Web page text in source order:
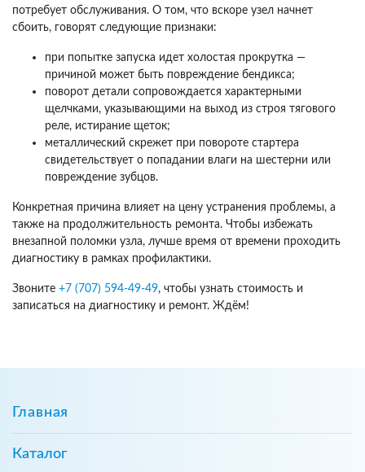
потребует обслуживания. О том, что вскоре узел начнет
сбоить, говорят следующие признаки:
при попытке запуска идет холостая прокрутка —
причиной может быть повреждение бендикса;
поворот детали сопровождается характерными
щелчками, указывающими на выход из строя тягового
реле, истирание щеток;
металлический скрежет при повороте стартера
свидетельствует о попадании влаги на шестерни или
повреждение зубцов.
Конкретная причина влияет на цену устранения проблемы, а
также на продолжительность ремонта. Чтобы избежать
внезапной поломки узла, лучше время от времени проходить
диагностику в рамках профилактики.
Звоните +7 (707) 594-49-49, чтобы узнать стоимость и
записаться на диагностику и ремонт. Ждём!
Главная
Каталог